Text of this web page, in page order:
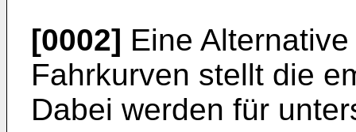
[0002] Eine
Fahrkurven stellt die
Dabei werden für